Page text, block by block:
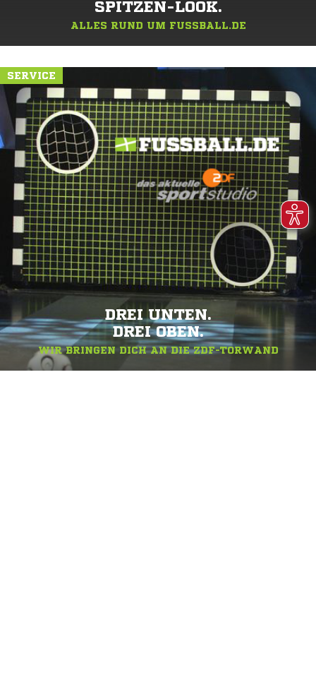
SPITZEN-LOOK.
ALLES RUND UM FUSSBALL.DE
SERVICE
DREI UNTEN.
DREI OBEN.
WIR BRINGEN DICH AN DIE ZDF-TORWAND